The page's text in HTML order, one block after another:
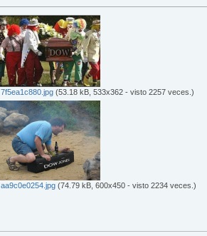
7f5ea1c880.jpg (53.18 kB, 533x362 - visto 2257 veces.)
aa9c0e0254.jpg (74.79 kB, 600x450 - visto 2234 veces.)